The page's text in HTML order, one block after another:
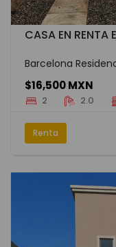
CASA EN RENTA
Barcelona
$16,500 MXN
2 2.0
Renta